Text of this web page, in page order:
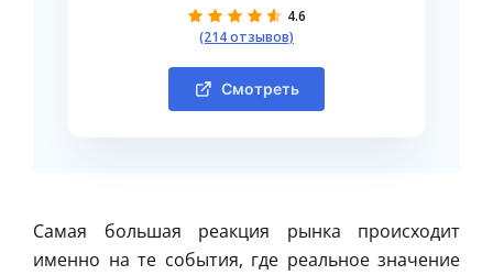
4.6
(214 отзывов)
Смотреть
Самая большая реакция рынка происходит
именно на те события, где реальное значение